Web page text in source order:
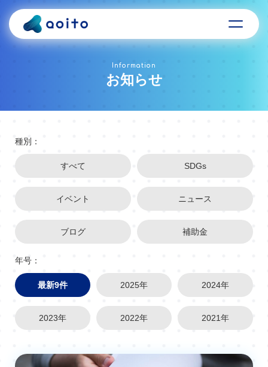
Information
お知らせ
種別：
すべて SDGs
イベント ニュース
ブログ 補助金
年号：
最新9件 2025年 2024年
2023年 2022年 2021年